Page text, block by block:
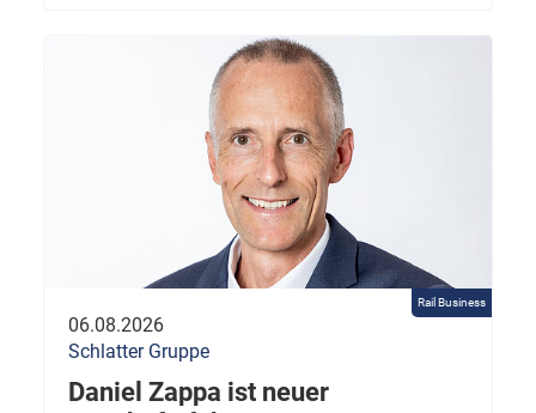
Rail Business
06.08.2026
Schlatter Gruppe
Daniel Zappa ist neuer